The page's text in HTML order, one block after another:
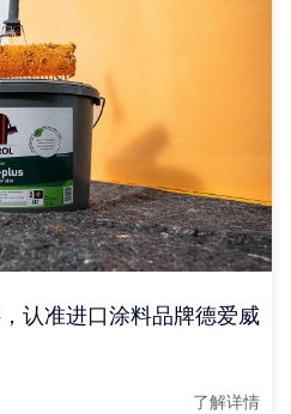
认准进口涂料品牌德爱威
了解详情